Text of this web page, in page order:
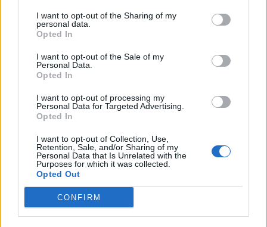
I want to opt-out of the Sharing of my
personal data.
Opted In
I want to opt-out of the Sale of my
Personal Data.
Opted In
I want to opt-out of processing my
Personal Data for Targeted Advertising.
Opted In
I want to opt-out of Collection, Use,
Retention, Sale, and/or Sharing of my
Personal Data that Is Unrelated with the
Purposes for which it was collected.
Opted Out
CONFIRM
Fawole war nicht nur auf den Titelseiten der Zeitschriften
Genevieve und La Mode zu sehen, sondern auch in
Jumia. Die 21-Jährige hat sich bereits einen Namen in der
Modeindustrie gemacht und ist eines der gefragtesten
ausländischen Agenturen.Ihr Instagram
Alaato Jazyper: 28 Shows
Obwohl das südsudanesische Model Alaato Jazyper erst
seit kurzem bekannt ist, lief sie bereits für Chanel,
Balenciaga, Valentino und Louis Vuitton über den
Laufsteg. Der große Durchbruch gelang Jazyper, als sie
exklusiv von Saint Laurent für die Herbst/Winter-